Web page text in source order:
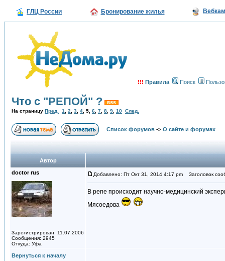
ГЛЦ России Бронирование жилья
!!! Правила Поиск
Что с "РЕПОЙ" ?
На страницу Пред. 1 2 3 4 5 6 7 8 9 10 След.
Список форумов -> О сайте и форумах
Автор
doctor rus
Зарегистрирован: 11.07.2006
Сообщения: 2945
Откуда: Уфа
Добавлено: Пт Окт 31, 2014 4:17 pm Заголовок
В репе происходит научно-медицинский
Мясоедова
Вернуться к началу